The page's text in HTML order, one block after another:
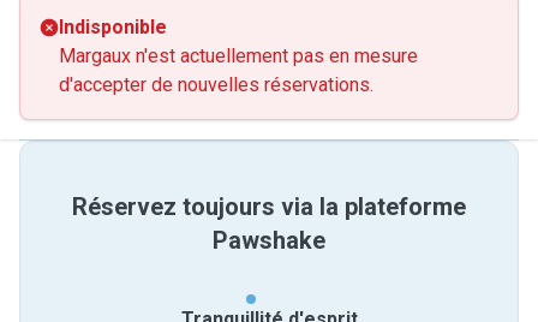
Indisponible
Margaux n'est actuellement pas en mesure
d'accepter de nouvelles réservations.
Réservez toujours via la plateforme
Pawshake